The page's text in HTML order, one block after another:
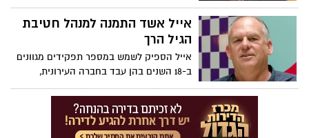
אייל אשד התמנה למנהל חטיבת
הגיל הרך
אייל הספיק לשמש במספר תפקידים מגוונים
ב-18 השנים בהן עבד בחברה העירונית,
בשנים האחרונות ניהל מרכזי קהילה בעיר
ולתפקיד הנוכחי הגיע לאחר שניהל את מרכז
הספורט 360 במערב העיר.